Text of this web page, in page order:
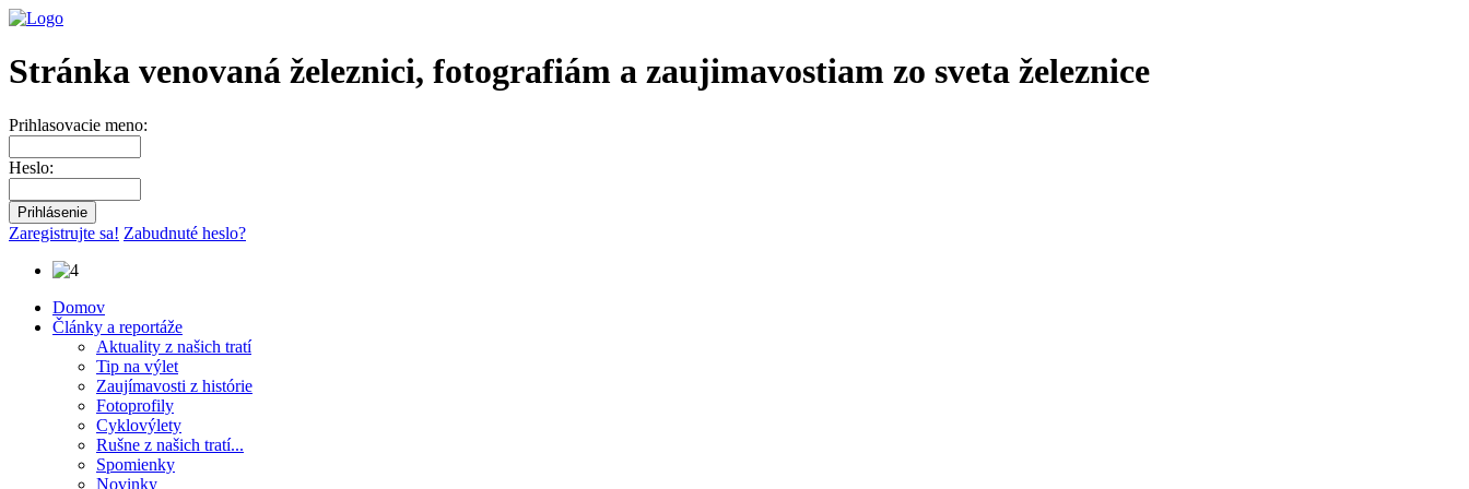
Stránka venovaná železnici, fotografiám a zaujimavostiam zo sveta železnice
Prihlasovacie meno:
Heslo:
Zaregistrujte sa! Zabudnuté heslo?
Domov
Články a reportáže
Aktuality z našich tratí
Tip na výlet
Zaujímavosti z histórie
Fotoprofily
Cyklovýlety
Rušne z našich tratí...
Spomienky
Novinky